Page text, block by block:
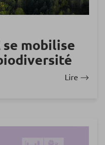
se mobilise
Lire